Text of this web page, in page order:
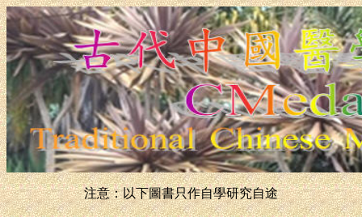
注意：以下圖書只作自學研究自途